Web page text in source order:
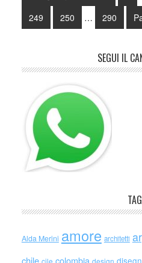
249
250 … 290
SEGUI IL
TAG
Alda Merini amore architetti
chile cile colombia design